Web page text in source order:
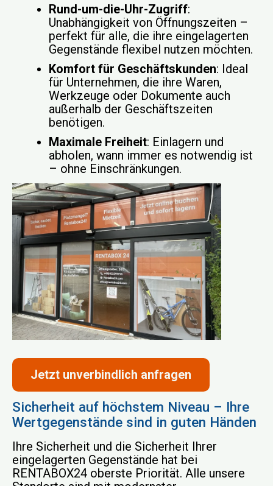
Rund-um-die-Uhr-Zugriff:
Unabhängigkeit von Öffnungszeiten –
perfekt für alle, die ihre eingelagerten
Gegenstände flexibel nutzen möchten.
Komfort für Geschäftskunden: Ideal
für Unternehmen, die ihre Waren,
Werkzeuge oder Dokumente auch
außerhalb der Geschäftszeiten
benötigen.
Maximale Freiheit: Einlagern und
abholen, wann immer es notwendig ist
– ohne Einschränkungen.
Jetzt unverbindlich anfragen
Sicherheit auf höchstem Niveau – Ihre
Wertgegenstände sind in guten Händen
Ihre Sicherheit und die Sicherheit Ihrer
eingelagerten Gegenstände hat bei
RENTABOX24 oberste Priorität. Alle unsere